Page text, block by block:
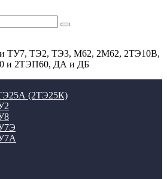
ТУ7, ТЭ2, ТЭ3, М62, 2М62, 2ТЭ10В,
и 2ТЭП60, ДА и ДБ
(2ТЭ25К)